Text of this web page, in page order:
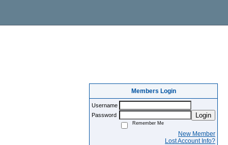
Members Login
Username
Password
Login
Remember Me
New Member
Lost Account Info?